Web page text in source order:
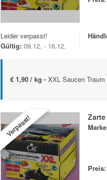
Leider verpasst!
Gültig: 09.12. - 16.12.
€ 1,90 / kg - XXL Saucen
Verpasst!
Preis: